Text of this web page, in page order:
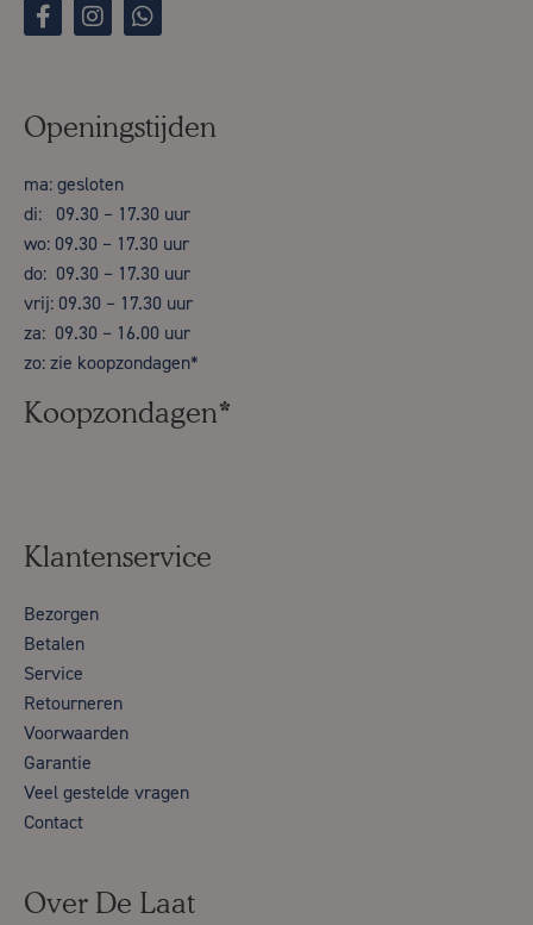
Openingstijden
ma: gesloten
di: 09.30 – 17.30 uur
wo: 09.30 – 17.30 uur
do: 09.30 – 17.30 uur
vrij: 09.30 – 17.30 uur
za: 09.30 – 16.00 uur
zo: zie koopzondagen*
Koopzondagen*
Klantenservice
Bezorgen
Betalen
Service
Retourneren
Voorwaarden
Garantie
Veel gestelde vragen
Contact
Over De Laat